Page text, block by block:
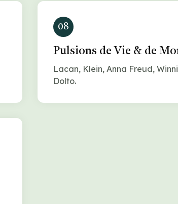
08
Pulsions de Vie & de
Lacan, Klein, Anna Freud,
Dolto.